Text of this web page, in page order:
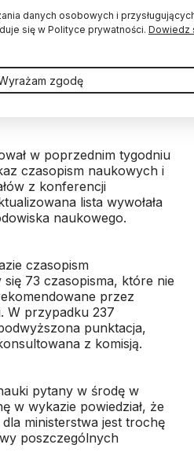
w czasopismach
utracie pewnych
Włodzimierz
wiceminister Anny
w poprzednim tygodniu
czasopism naukowych i
z konferencji
lista wywołała
naukowego.
czasopism
73 czasopisma, które nie
przez
W przypadku 237
punktacja,
z komisją.
pytany w środę w
w wykazie powiedział, że
ministerstwa jest trochę
poszczególnych
danych osobowych i
się w Polityce prywatności. Dowiedz
zgodę